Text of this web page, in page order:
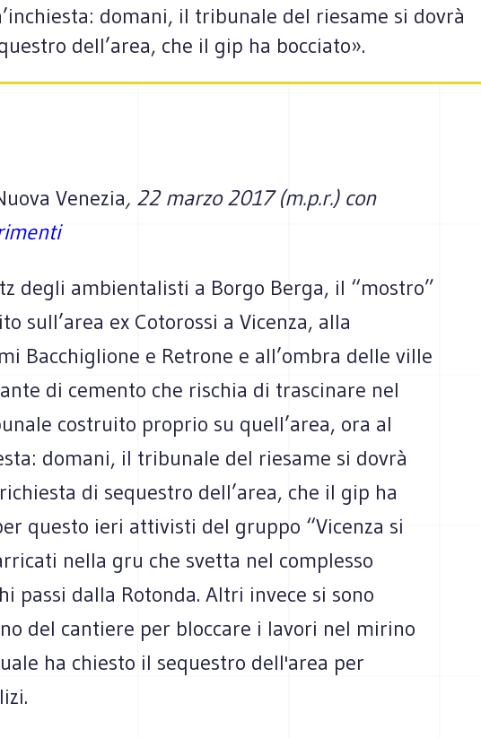
domani, il tribunale del riesame si dovrà
dell’area, che il gip ha bocciato».
Venezia, 22 marzo 2017 (m.p.r.) con
degli ambientalisti a Borgo Berga, il “mostro”
sull’area ex Cotorossi a Vicenza, alla
Bacchiglione e Retrone e all’ombra delle ville
di cemento che rischia di trascinare nel
costruito proprio su quell’area, ora al
domani, il tribunale del riesame si dovrà
di sequestro dell’area, che il gip ha
questo ieri attivisti del gruppo “Vicenza si
nella gru che svetta nel complesso
passi dalla Rotonda. Altri invece si sono
del cantiere per bloccare i lavori nel mirino
ha chiesto il sequestro dell'area per